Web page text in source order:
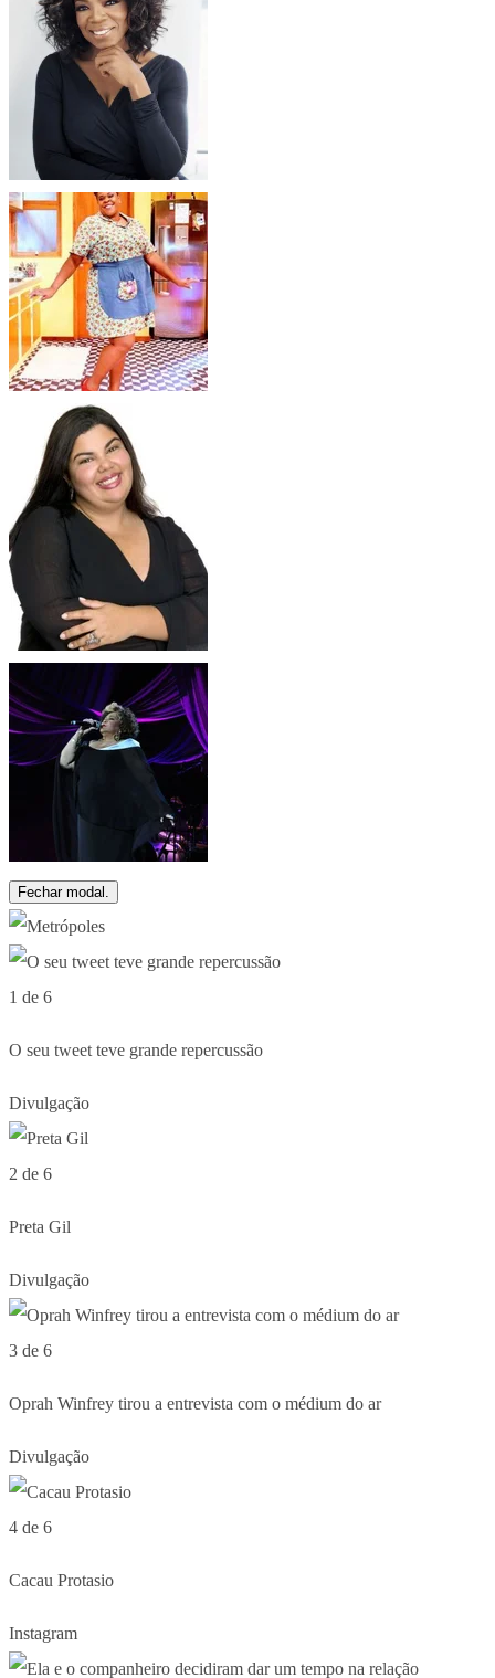
Fechar modal.
1 de 6
O seu tweet teve grande repercussão
Divulgação
2 de 6
Preta Gil
Divulgação
3 de 6
Oprah Winfrey tirou a entrevista com o médium do ar
Divulgação
4 de 6
Cacau Protasio
Instagram